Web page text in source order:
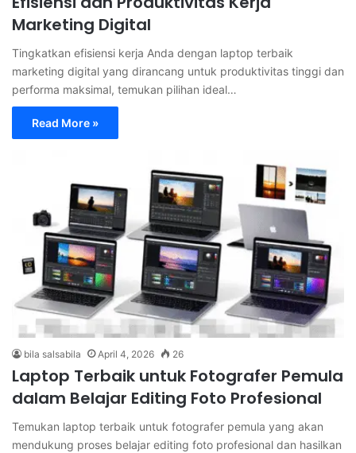
Marketing Digital
Tingkatkan efisiensi kerja Anda dengan laptop terbaik
marketing digital yang dirancang untuk produktivitas tinggi dan
performa maksimal, temukan pilihan ideal…
Read More »
bila salsabila April 4, 2026 26
Laptop Terbaik untuk Fotografer Pemula
dalam Belajar Editing Foto Profesional
Temukan laptop terbaik untuk fotografer pemula yang akan
mendukung proses belajar editing foto profesional dan hasilkan